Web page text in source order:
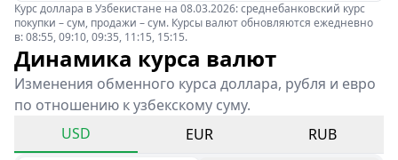
Курс доллара в Узбекистане на 08.03.2026: среднебанковский курс
покупки – сум, продажи – сум. Курсы валют обновляются ежедневно
в: 08:55, 09:10, 09:35, 11:15, 15:15.
Динамика курса валют
Изменения обменного курса доллара, рубля и евро
по отношению к узбекскому суму.
USD
EUR RUB